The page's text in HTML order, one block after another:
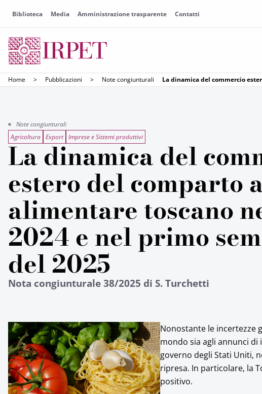
Biblioteca Media Amministrazione trasparente Contatti
Home > Pubblicazioni > Note congiunturali La dinamica del commercio
Note congiunturali
Agricoltura Export Imprese e Sistemi produttivi
La dinamica del
estero del comparto
alimentare toscano
2024 e nel primo
del 2025
Nota congiunturale 38/2025 di S. Turchetti
Nonostante le incertezze
mondo sia agli annunci
governo degli Stati Uniti,
ripresa. In particolare, la
positivo.